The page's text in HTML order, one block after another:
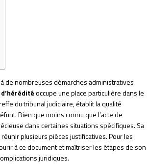
de nombreuses démarches administratives
occupe une place particulière dans le
du tribunal judiciaire, établit la qualité
Bien que moins connu que l’acte de
dans certaines situations spécifiques. Sa
plusieurs pièces justificatives. Pour les
à ce document et maîtriser les étapes de son
juridiques.